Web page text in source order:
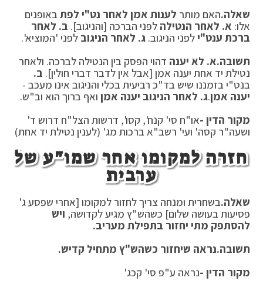
שאלה.האם מותר לענות אמן לאחר נט"י לפתבאופנים
אלו: א. לאחר הנטילה לפני הברכה [והניגוב]. ב. לאחר
ברכת ענט"ילפני הניגוב.ג. לאחר הניגוב לפני 'המוציא'.
תשובה.א. לא יענה דהוי הפסק בין הנטילה לברכה. ולאחר
נטילת יד אחת יענה אמן [אבל אין לדבר דברי חולין]. ב.
בנט"י בזמננו שיש בד"כ רביעית בכלי והניגוב אינו מעכב -
יענה אמן.ג. לאחר הניגוב יענה אמן ואף ברוך הוא וב"ש.
מקור הדין -או"ח סי' קנח', קסו', דרשות הצל"ח דרוש ד'
ושעה"ר קסה' ועי' רשב"א ברכות מג' (לענין נטילת יד אחת)
חזרה למקומו אחר שמו"ע של
ערבית
שאלה.בשחרית ומנחה צריך לחזור למקומו [אחרי שפסע ג'
פסיעות בעושה שלום] כשהש"ץ מגיע לקדושה, ויש
להסתפק מתי יחזור בתפילת מעריב.
תשובה.נראה שיחזור כשהש"ץ מתחיל קדיש.
מקור הדין -נראה ע"פ סי' קכג'